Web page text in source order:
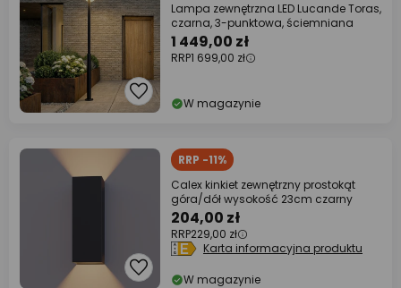
Lampa zewnętrzna LED Lucande Toras,
czarna, 3-punktowa, ściemniana
1 449,00 zł
RRP1 699,00 zł
W magazynie
RRP -11%
Calex kinkiet zewnętrzny prostokąt
góra/dół wysokość 23cm czarny
204,00 zł
RRP229,00 zł
Karta informacyjna produktu
W magazynie